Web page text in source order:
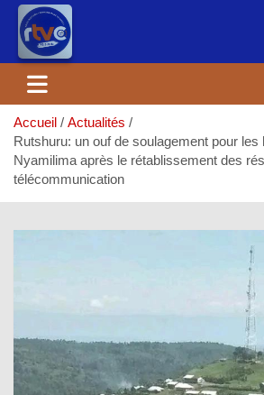
contenu
Accueil
Actualités
Rutshuru: un ouf de soulagement pour les
Nyamilima après le rétablissement des
télécommunication